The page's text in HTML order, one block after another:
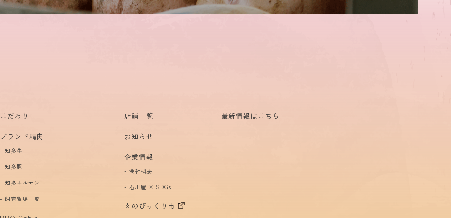
こだわり
ブランド精肉
知多牛
知多豚
知多ホルモン
飼育牧場一覧
店舗一覧
お知らせ
企業情報
会社概要
石川屋 × SDGs
肉のびっくり市
最新情報はこちら